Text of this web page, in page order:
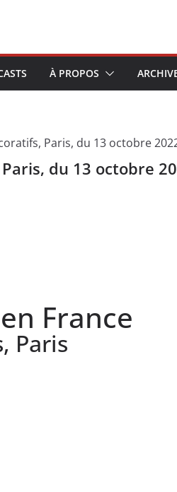
À PROPOS
du 13 octobre
France
Paris